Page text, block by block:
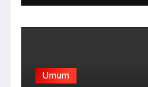
Umum